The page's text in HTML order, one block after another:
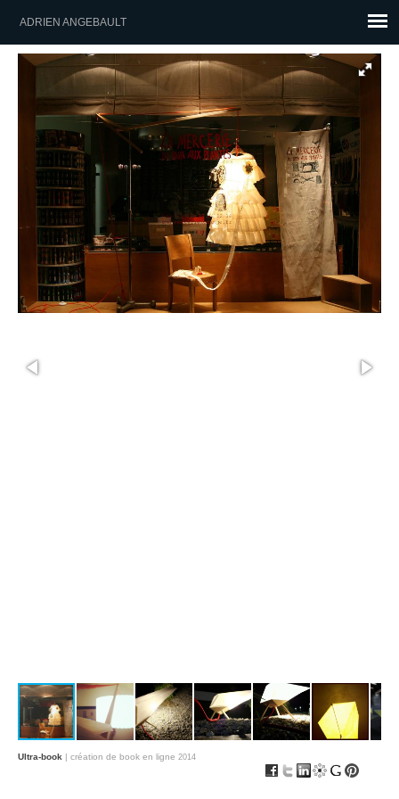
ADRIEN ANGEBAULT
Ultra-book | création de book en ligne 2014